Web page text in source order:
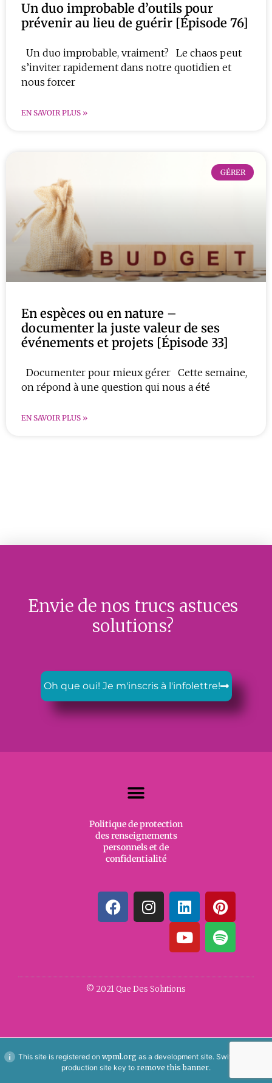
Un duo improbable d’outils pour
prévenir au lieu de guérir [Épisode 76]
Un duo improbable, vraiment? Le chaos peut
s’inviter rapidement dans notre quotidien et
nous forcer
EN SAVOIR PLUS »
GÉRER
En espèces ou en nature –
documenter la juste valeur de ses
événements et projets [Épisode 33]
Documenter pour mieux gérer Cette semaine,
on répond à une question qui nous a été
EN SAVOIR PLUS »
Envie de nos trucs astuces
solutions?
Oh que oui! Je m'inscris à l'infolettre!
Politique de protection
des renseignements
personnels et de
confidentialité
© 2021 Que Des Solutions
This site is registered on wpml.org as a development site. Switch to a
production site key to remove this banner.